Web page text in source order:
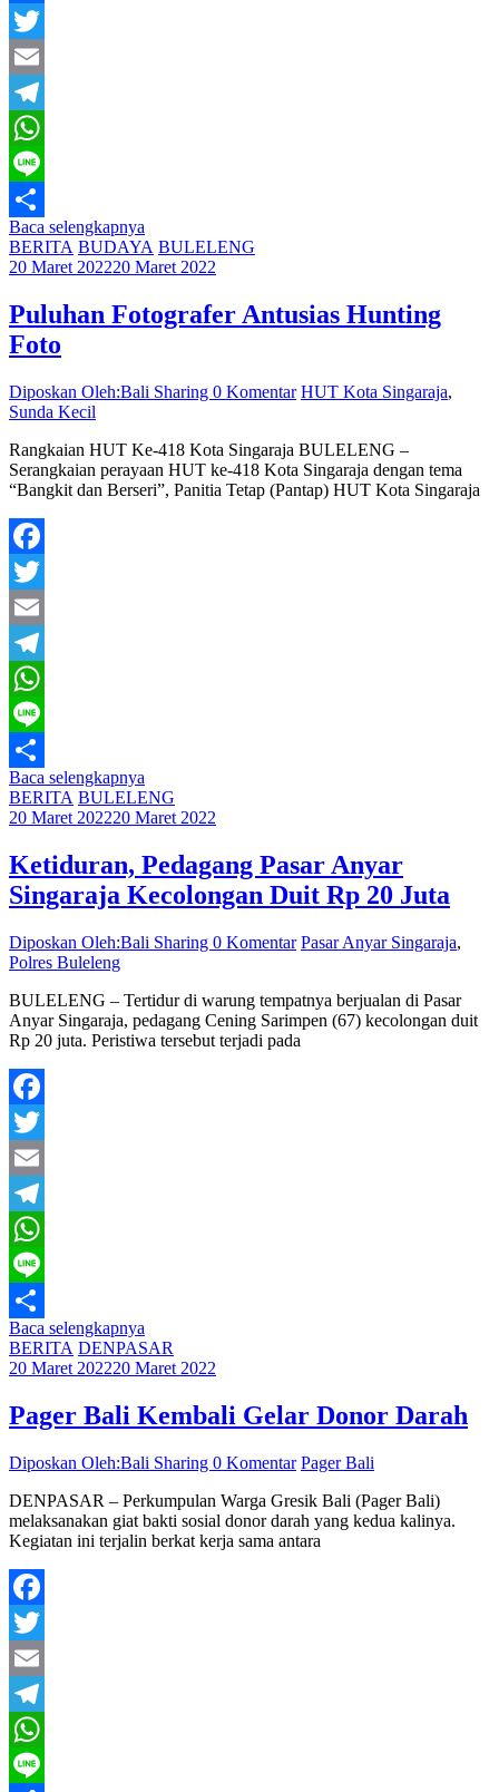
Facebook
Twitter
Email
Telegram
WhatsApp
Line
Share
Baca selengkapnya
BERITA BUDAYA BULELENG
20 Maret 202220 Maret 2022
Puluhan Fotografer Antusias Hunting
Foto
Diposkan Oleh:Bali Sharing 0 Komentar HUT Kota Singaraja,
Sunda Kecil
Rangkaian HUT Ke-418 Kota Singaraja BULELENG –
Serangkaian perayaan HUT ke-418 Kota Singaraja dengan tema
“Bangkit dan Berseri”, Panitia Tetap (Pantap) HUT Kota Singaraja
Facebook
Twitter
Email
Telegram
WhatsApp
Line
Share
Baca selengkapnya
BERITA BULELENG
20 Maret 202220 Maret 2022
Ketiduran, Pedagang Pasar Anyar
Singaraja Kecolongan Duit Rp 20 Juta
Diposkan Oleh:Bali Sharing 0 Komentar Pasar Anyar Singaraja,
Polres Buleleng
BULELENG – Tertidur di warung tempatnya berjualan di Pasar
Anyar Singaraja, pedagang Cening Sarimpen (67) kecolongan duit
Rp 20 juta. Peristiwa tersebut terjadi pada
Facebook
Twitter
Email
Telegram
WhatsApp
Line
Share
Baca selengkapnya
BERITA DENPASAR
20 Maret 202220 Maret 2022
Pager Bali Kembali Gelar Donor Darah
Diposkan Oleh:Bali Sharing 0 Komentar Pager Bali
DENPASAR – Perkumpulan Warga Gresik Bali (Pager Bali)
melaksanakan giat bakti sosial donor darah yang kedua kalinya.
Kegiatan ini terjalin berkat kerja sama antara
Facebook
Twitter
Email
Telegram
WhatsApp